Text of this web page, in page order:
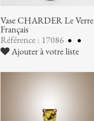
Vase CHARDER Le Verre
Français
Référence : 17086
Ajouter à votre liste